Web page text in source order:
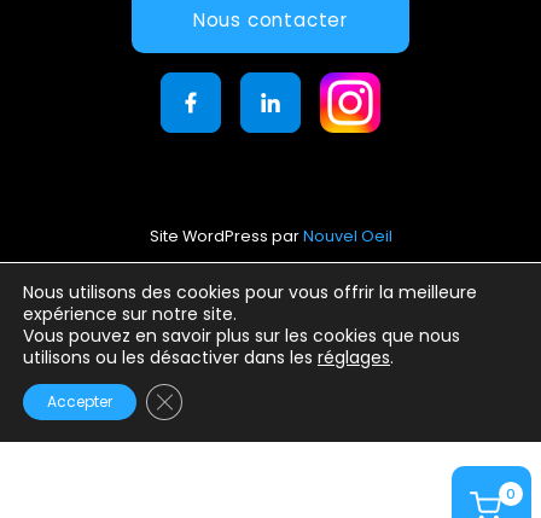
0
Nous utilisons des cookies pour vous offrir la meilleure
expérience sur notre site.
Vous pouvez en savoir plus sur les cookies que nous
utilisons ou les désactiver dans les réglages.
Accepter Fermer la bannière des cookies GDPR
Nous contacter
Site WordPress parNouvel Oeil
Mentions légales
Conditions générales d’utilisation
Politique de confidentialité